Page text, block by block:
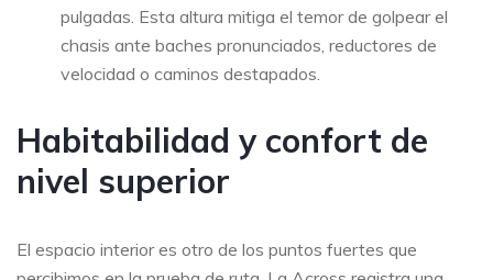
pulgadas. Esta altura mitiga el temor de golpear el
chasis ante baches pronunciados, reductores de
velocidad o caminos destapados.
Habitabilidad y confort de
nivel superior
El espacio interior es otro de los puntos fuertes que